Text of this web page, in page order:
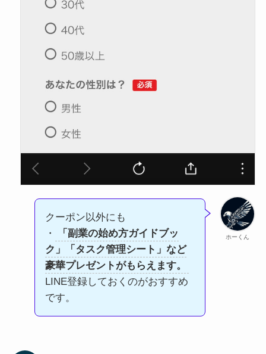
ホーくん
クーポン以外にも
・
「副業の始め方ガイドブッ
ク」「タスク管理シート」など
豪華プレゼントがもらえます。
LINE登録しておくのがおすすめ
です。